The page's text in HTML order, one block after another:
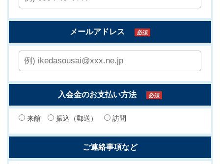
メールアドレス 必須
入会金のお支払い方法 必須
来館 振込（郵送） 訪問
ご連絡事項など